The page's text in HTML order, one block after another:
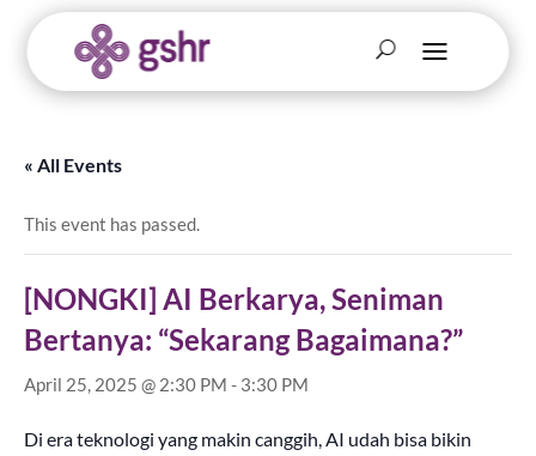
« All Events
This event has passed.
[NONGKI] AI Berkarya, Seniman
Bertanya: “Sekarang Bagaimana?”
April 25, 2025 @ 2:30 PM - 3:30 PM
Di era teknologi yang makin canggih, AI udah bisa bikin